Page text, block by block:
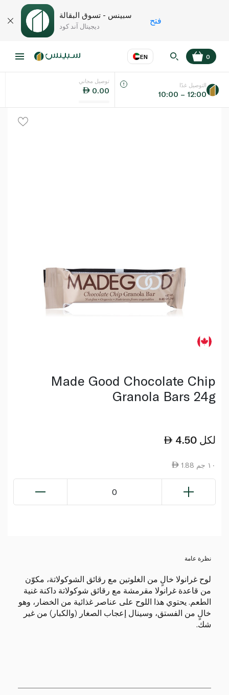
سبينس - تسوق البقالة
ديجيتال آند كود
فتح
EN
اللغة عر
0
توصيل مجاني
0.00
التوصيل غدًا
10:00 – 12:00
Made Good Chocolate Chip
Granola Bars 24g
4.50 لكل
1.88 ١٠ جم
0
نظرة عامة
لوح غرانولا خالٍ من الغلوتين مع رقائق الشوكولاتة، مكوّن
من قاعدة غرانولا مقرمشة مع رقائق شوكولاتة داكنة غنية
الطعم. يحتوي هذا اللوح على عناصر غذائية من الخضار، وهو
خالٍ من الفستق، وسينال إعجاب الصغار (والكبار) من غير
شك.